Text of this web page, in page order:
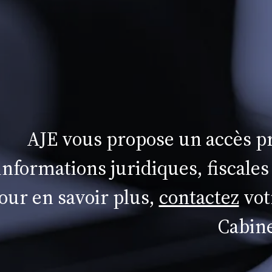
AJE vous propose un accès
juridiques,
en savoir plus, contactez